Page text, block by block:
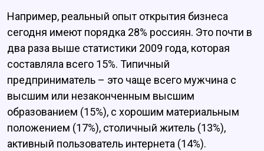
Например, реальный опыт открытия бизнеса
сегодня имеют порядка 28% россиян. Это почти в
два раза выше статистики 2009 года, которая
составляла всего 15%. Типичный
предприниматель – это чаще всего мужчина с
высшим или незаконченным высшим
образованием (15%), с хорошим материальным
положением (17%), столичный житель (13%),
активный пользователь интернета (14%).